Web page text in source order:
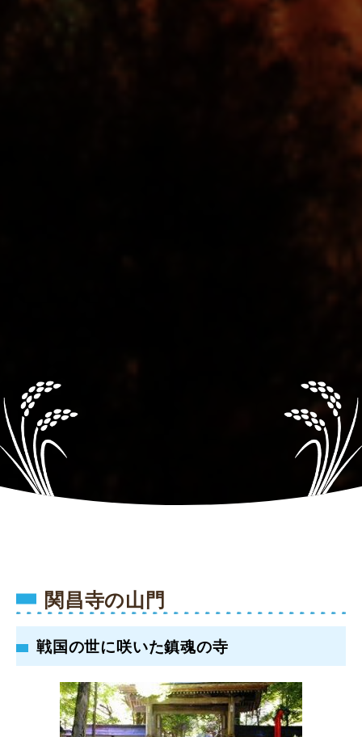
関昌寺の山門
戦国の世に咲いた鎮魂の寺